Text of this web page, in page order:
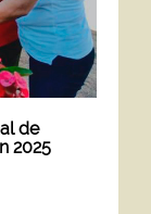
de
2025